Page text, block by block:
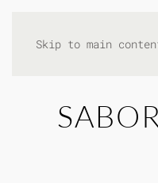
Skip to main